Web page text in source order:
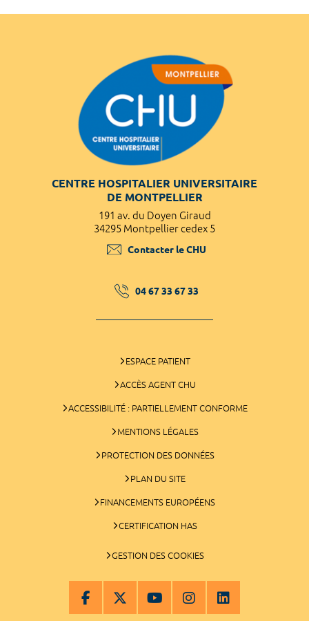
CENTRE HOSPITALIER UNIVERSITAIRE
DE MONTPELLIER
191 av. du Doyen Giraud
34295 Montpellier cedex 5
Contacter le CHU
04 67 33 67 33
ESPACE PATIENT
ACCÈS AGENT CHU
ACCESSIBILITÉ : PARTIELLEMENT CONFORME
MENTIONS LÉGALES
PROTECTION DES DONNÉES
PLAN DU SITE
FINANCEMENTS EUROPÉENS
CERTIFICATION HAS
GESTION DES COOKIES